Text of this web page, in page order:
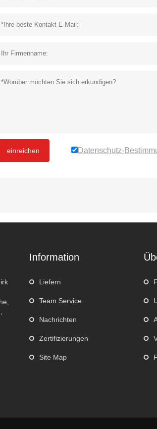
einreichen Datenschutz-
Information
Liefern
Team Service
Nachrichten
Zertifizierungen
Site Map